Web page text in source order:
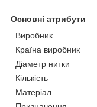
Основні атрибути
Виробник
Країна виробник
Діаметр нитки
Кількість
Матеріал